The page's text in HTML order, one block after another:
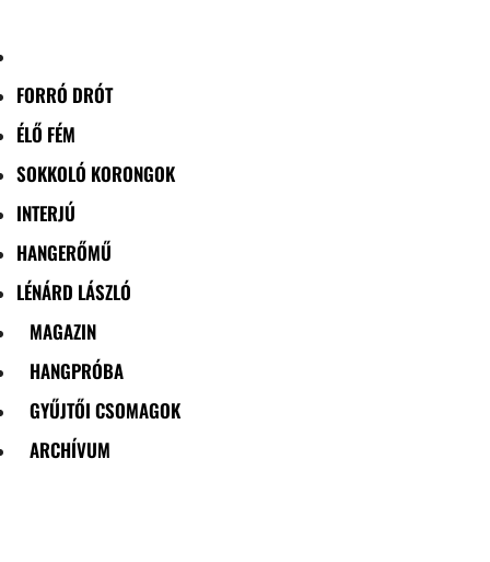
FORRÓ DRÓT
ÉLŐ FÉM
SOKKOLÓ KORONGOK
INTERJÚ
HANGERŐMŰ
LÉNÁRD LÁSZLÓ
MAGAZIN
HANGPRÓBA
GYŰJTŐI CSOMAGOK
ARCHÍVUM